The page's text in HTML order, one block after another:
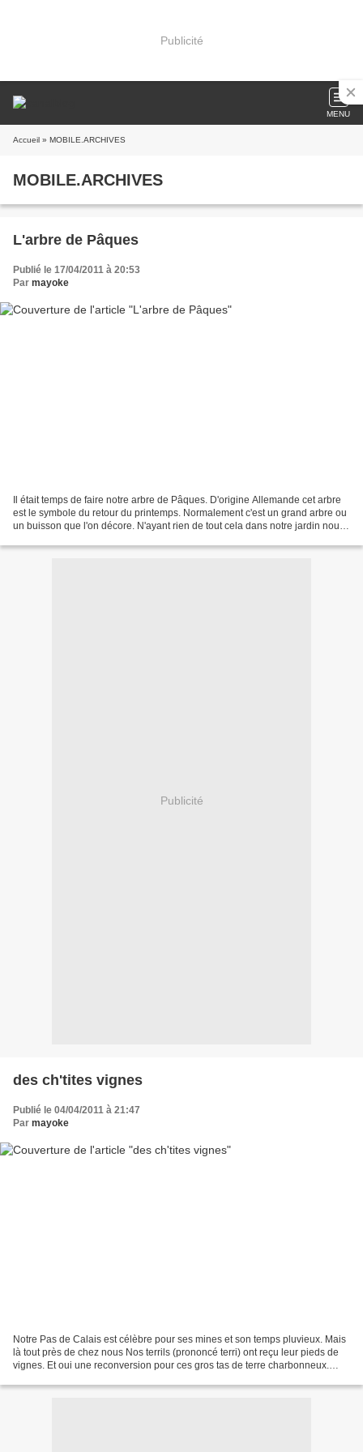
Publicité
MENU
Accueil » MOBILE.ARCHIVES
MOBILE.ARCHIVES
L'arbre de Pâques
Publié le 17/04/2011 à 20:53
Par mayoke
Il était temps de faire notre arbre de Pâques. D'origine Allemande cet arbre
est le symbole du retour du printemps. Normalement c'est un grand arbre ou
un buisson que l'on décore. N'ayant rien de tout cela dans notre jardin nous
Publicité
des ch'tites vignes
Publié le 04/04/2011 à 21:47
Par mayoke
Notre Pas de Calais est célèbre pour ses mines et son temps pluvieux. Mais
là tout près de chez nous Nos terrils (prononcé terri) ont reçu leur pieds de
vignes. Et oui une reconversion pour ces gros tas de terre charbonneux.